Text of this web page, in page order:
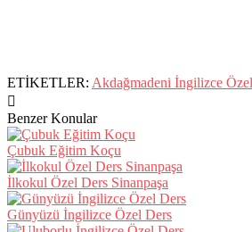
ETİKETLER: Akdağmadeni İngilizce
Benzer Konular
Çubuk Eğitim Koçu
İlkokul Özel Ders Sinanpaşa
Günyüzü İngilizce Özel Ders